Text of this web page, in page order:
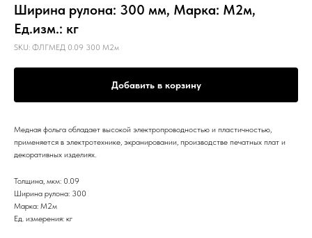
Ширина рулона: 300 мм, Марка: М2м,
Ед.изм.: кг
SKU: ФЛГМЕД 0.09 300 М2м
Добавить в корзину
Медная фольга обладает высокой электропроводностью и пластичностью,
применяется в электротехнике, экранировании, производстве печатных плат и
декоративных изделиях.
Толщина, мкм: 0.09
Ширина рулона: 300
Марка: М2м
Ед. измерения: кг